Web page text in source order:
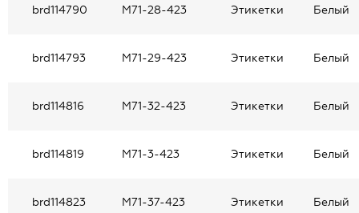
brd114790 M71-28-423 Этикетки Белый
brd114793 M71-29-423 Этикетки Белый
brd114816 M71-32-423 Этикетки Белый
brd114819 M71-3-423 Этикетки Белый
brd114823 M71-37-423 Этикетки Белый